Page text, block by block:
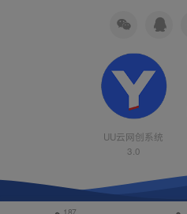
UU云网创系统
3.0